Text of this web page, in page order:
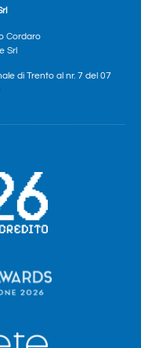
Cordaro
Srl
di Trento al nr. 7 del 07